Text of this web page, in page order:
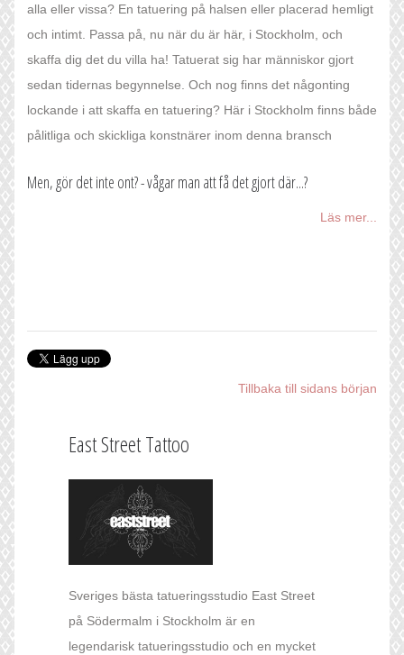
alla eller vissa? En tatuering på halsen eller placerad hemligt
och intimt. Passa på, nu när du är här, i Stockholm, och
skaffa dig det du villa ha! Tatuerat sig har människor gjort
sedan tidernas begynnelse. Och nog finns det någonting
lockande i att skaffa en tatuering? Här i Stockholm finns både
pålitliga och skickliga konstnärer inom denna bransch
Men, gör det inte ont? - vågar man att få det gjort där...?
Läs mer...
Tillbaka till sidans början
East Street Tattoo
Sveriges bästa tatueringsstudio East Street
på Södermalm i Stockholm är en
legendarisk tatueringsstudio och en mycket